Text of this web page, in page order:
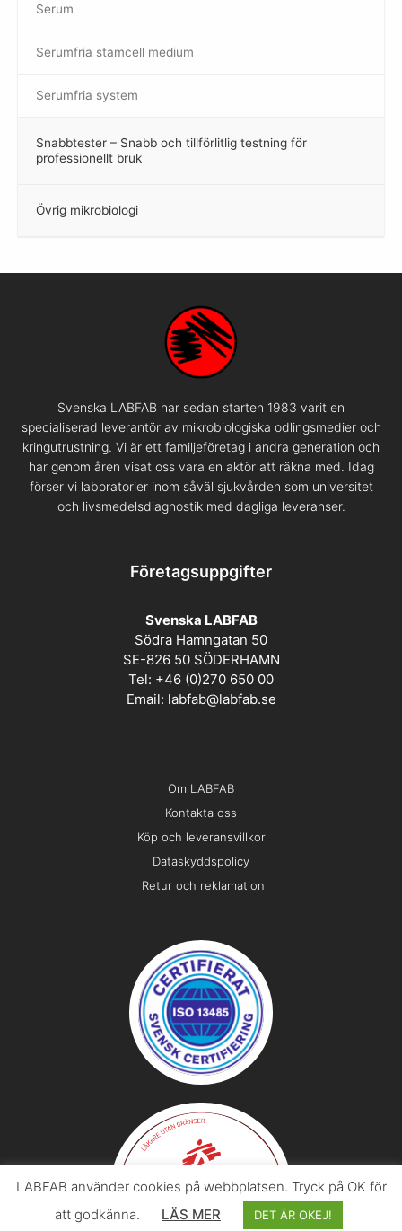
Serum
Serumfria stamcell medium
Serumfria system
Snabbtester – Snabb och tillförlitlig testning för
professionellt bruk
–
Övrig mikrobiologi
–
Svenska LABFAB har sedan starten 1983 varit en
specialiserad leverantör av mikrobiologiska odlingsmedier och
kringutrustning. Vi är ett familjeföretag i andra generation och
har genom åren visat oss vara en aktör att räkna med. Idag
förser vi laboratorier inom såväl sjukvården som universitet
och livsmedelsdiagnostik med dagliga leveranser.
Företagsuppgifter
Svenska LABFAB
Södra Hamngatan 50
SE-826 50 SÖDERHAMN
Tel: +46 (0)270 650 00
Email: labfab@labfab.se
Om LABFAB
Kontakta oss
Köp och leveransvillkor
Dataskyddspolicy
Retur och reklamation
LABFAB använder cookies på webbplatsen. Tryck på OK för
att godkänna.
LÄS MER DET ÄR OKEJ!